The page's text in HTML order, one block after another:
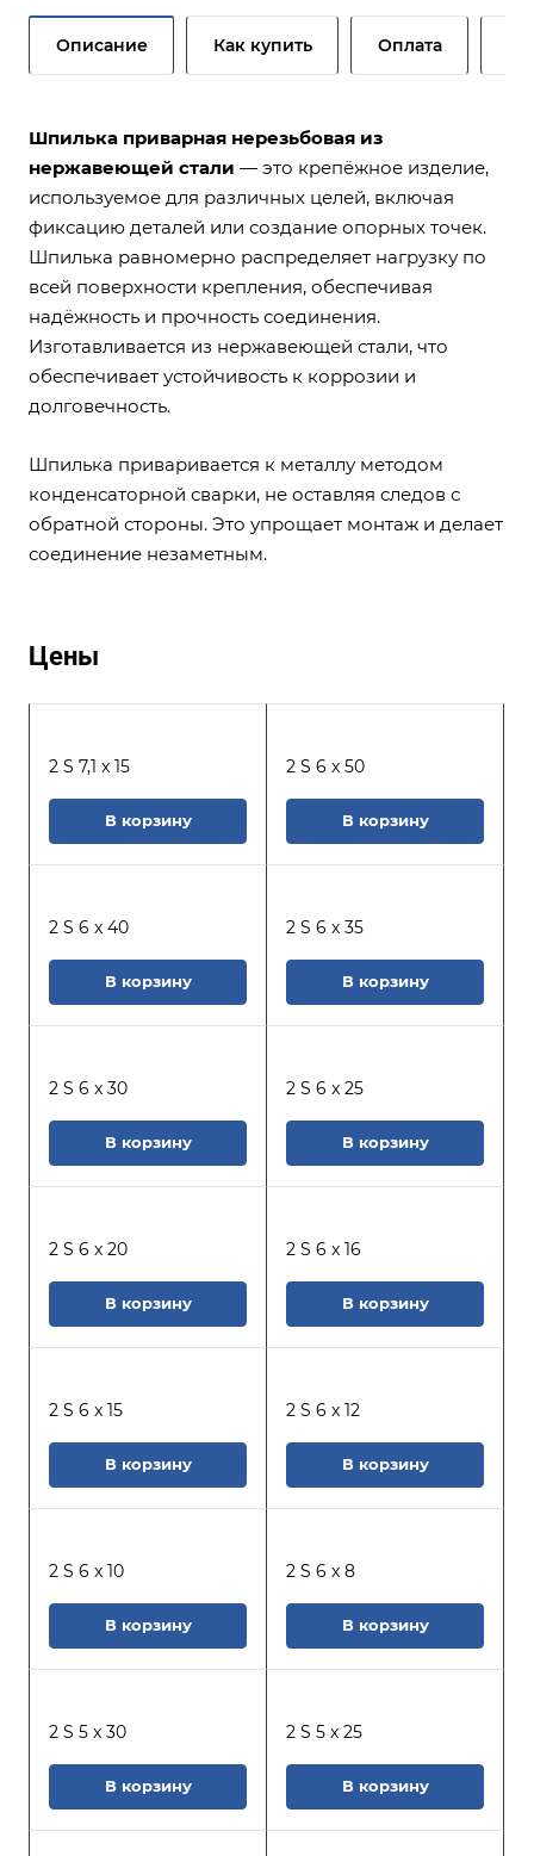
Описание Как купить Оплата
Шпилька приварная нерезьбовая из
нержавеющей стали — это крепёжное изделие,
используемое для различных целей, включая
фиксацию деталей или создание опорных точек.
Шпилька равномерно распределяет нагрузку по
всей поверхности крепления, обеспечивая
надёжность и прочность соединения.
Изготавливается из нержавеющей стали, что
обеспечивает устойчивость к коррозии и
долговечность.
Шпилька приваривается к металлу методом
конденсаторной сварки, не оставляя следов с
обратной стороны. Это упрощает монтаж и делает
соединение незаметным.
Цены
2 S 7,1 x 15
В корзину
2 S 6 x 50
В корзину
2 S 6 x 40
В корзину
2 S 6 x 35
В корзину
2 S 6 x 30
В корзину
2 S 6 x 25
В корзину
2 S 6 x 20
В корзину
2 S 6 x 16
В корзину
2 S 6 x 15
В корзину
2 S 6 x 12
В корзину
2 S 6 x 10
В корзину
2 S 6 x 8
В корзину
2 S 5 x 30
В корзину
2 S 5 x 25
В корзину